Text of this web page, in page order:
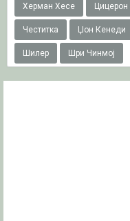
Херман Хесе Цицерон
Честитка Џон Кенеди
Шилер Шри Чинмој